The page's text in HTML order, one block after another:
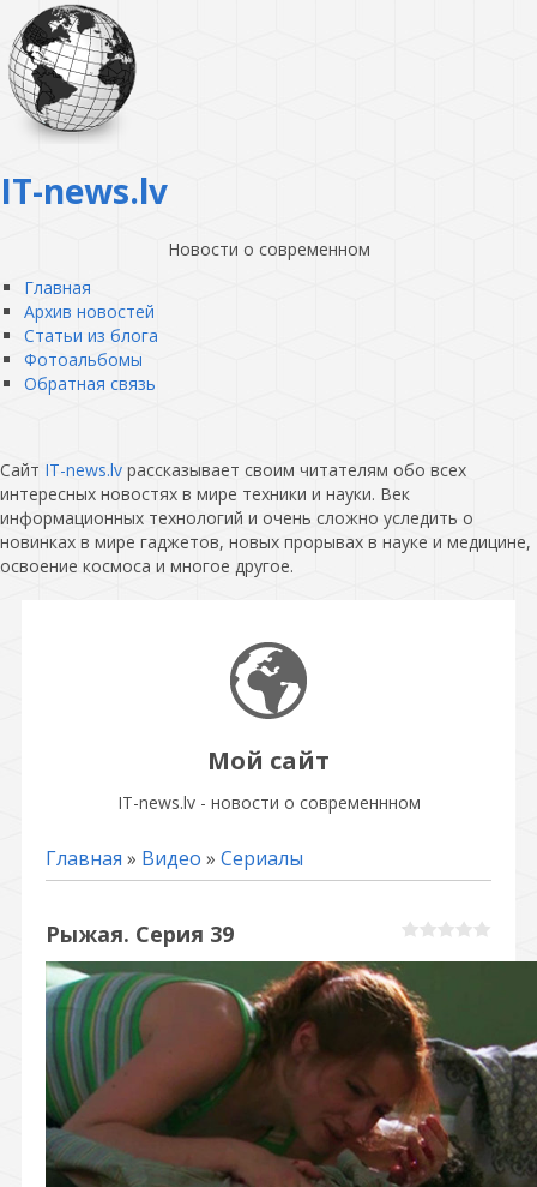
IT-news.lv
Новости о современном
Главная
Архив новостей
Статьи из блога
Фотоальбомы
Обратная связь
Сайт IT-news.lv рассказывает своим читателям обо всех
интересных новостях в мире техники и науки. Век
информационных технологий и очень сложно уследить о
новинках в мире гаджетов, новых прорывах в науке и медицине,
освоение космоса и многое другое.
Мой сайт
IT-news.lv - новости о современнном
Главная » Видео » Сериалы
Рыжая. Серия 39